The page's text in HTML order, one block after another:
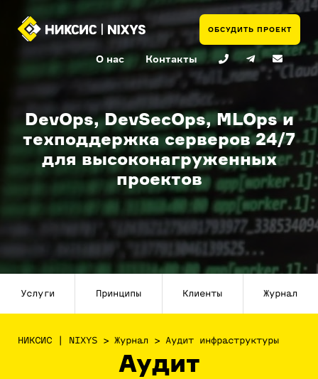
ОБСУДИТЬ ПРОЕКТ
О нас Контакты
DevOps, DevSecOps, MLOps и
техподдержка серверов 24/7
для высоконагруженных
проектов
Услуги Принципы Клиенты Журнал
НИКСИС | NIXYS > Журнал > Аудит инфраструктуры
Аудит